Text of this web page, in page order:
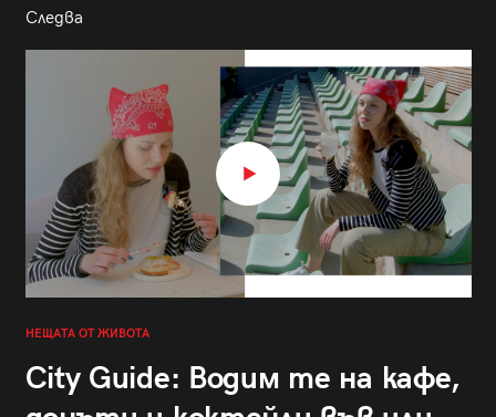
Следва
НЕЩАТА ОТ ЖИВОТА
City Guide: Водим те на кафе,